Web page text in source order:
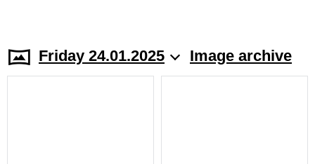
Friday 24.01.2025 Image archive